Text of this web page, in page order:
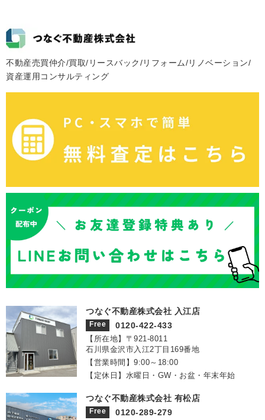
不動産売買仲介/買取/リースバック/リフォーム/リノベーション/
資産運用コンサルティング
つなぐ不動産株式会社 入江店
Free 0120-422-433
【所在地】〒921‐8011
石川県金沢市入江2丁目169番地
【営業時間】9:00～18:00
【定休日】水曜日・GW・お盆・年末年始
つなぐ不動産株式会社 有松店
Free 0120-289-279